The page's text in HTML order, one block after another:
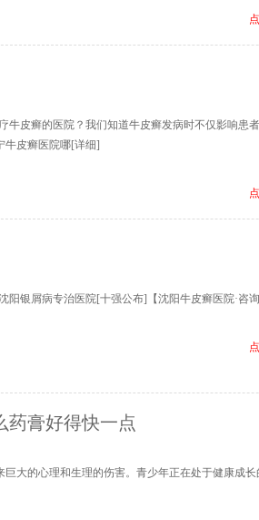
皮癣的医院？我们知道牛皮癣发病时不仅影响患
牛皮癣医院哪[详细]
银屑病专治医院[十强公布]【沈阳牛皮癣医院·咨
药膏好得快一点
大的心理和生理的伤害。青少年正在处于健康成